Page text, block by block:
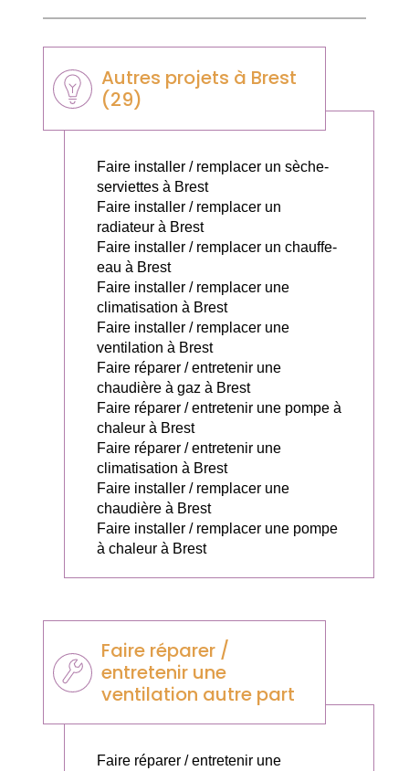
Autres projets à Brest
(29)
Faire installer / remplacer un sèche-
serviettes à Brest
Faire installer / remplacer un
radiateur à Brest
Faire installer / remplacer un chauffe-
eau à Brest
Faire installer / remplacer une
climatisation à Brest
Faire installer / remplacer une
ventilation à Brest
Faire réparer / entretenir une
chaudière à gaz à Brest
Faire réparer / entretenir une pompe à
chaleur à Brest
Faire réparer / entretenir une
climatisation à Brest
Faire installer / remplacer une
chaudière à Brest
Faire installer / remplacer une pompe
à chaleur à Brest
Faire réparer /
entretenir une
ventilation autre part
Faire réparer / entretenir une